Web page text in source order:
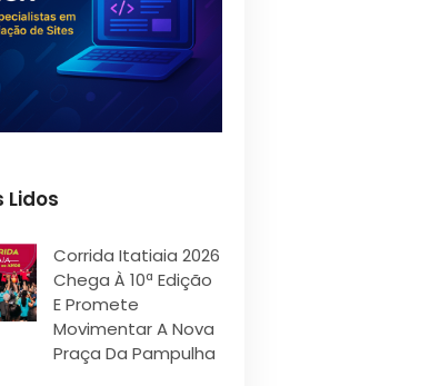
Lidos
Corrida Itatiaia 2026
Chega À 10ª Edição
E Promete
Movimentar A Nova
Praça Da Pampulha